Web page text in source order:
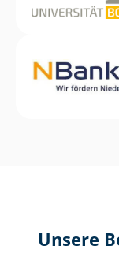
Unsere